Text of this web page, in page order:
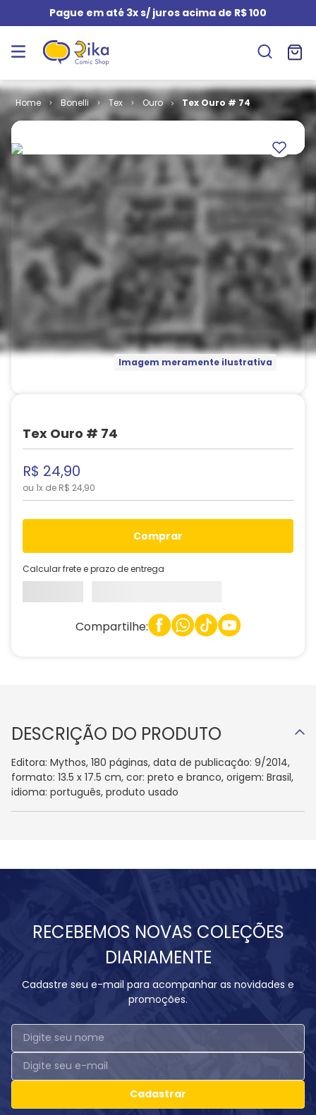
Pague em até 3x s/ juros acima de R$ 100
Bonelli Tex Ouro Tex Ouro # 74
Imagem meramente ilustrativa
Tex Ouro # 74
R$ 24,90
ou 1x de R$ 24,90
comprar
Calcular frete e prazo de entrega
Compartilhe:
DESCRIÇÃO DO PRODUTO
Editora: Mythos, 180 páginas, data de publicação: 9/2014,
formato: 13.5 x 17.5 cm, cor: preto e branco, origem: Brasil,
idioma: português, produto usado
RECEBEMOS NOVAS COLEÇÕES
DIARIAMENTE
Cadastre seu e-mail para acompanhar as novidades e
promoções.
Cadastrar